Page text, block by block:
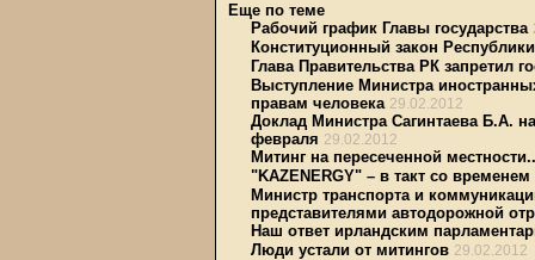
Еще по теме
Рабочий график Главы государства
Конституционный закон Республики
Глава Правительства РК запретил
Выступление Министра
правам человека 29.02.2012
Доклад Министра Сагинтаева Б.А.
февраля 29.02.2012
Митинг на пересеченной
"KAZENERGY" – в такт со временем
Министр транспорта и
представителями автодорожной
Наш ответ ирландским
Люди устали от митингов 29.02.2012